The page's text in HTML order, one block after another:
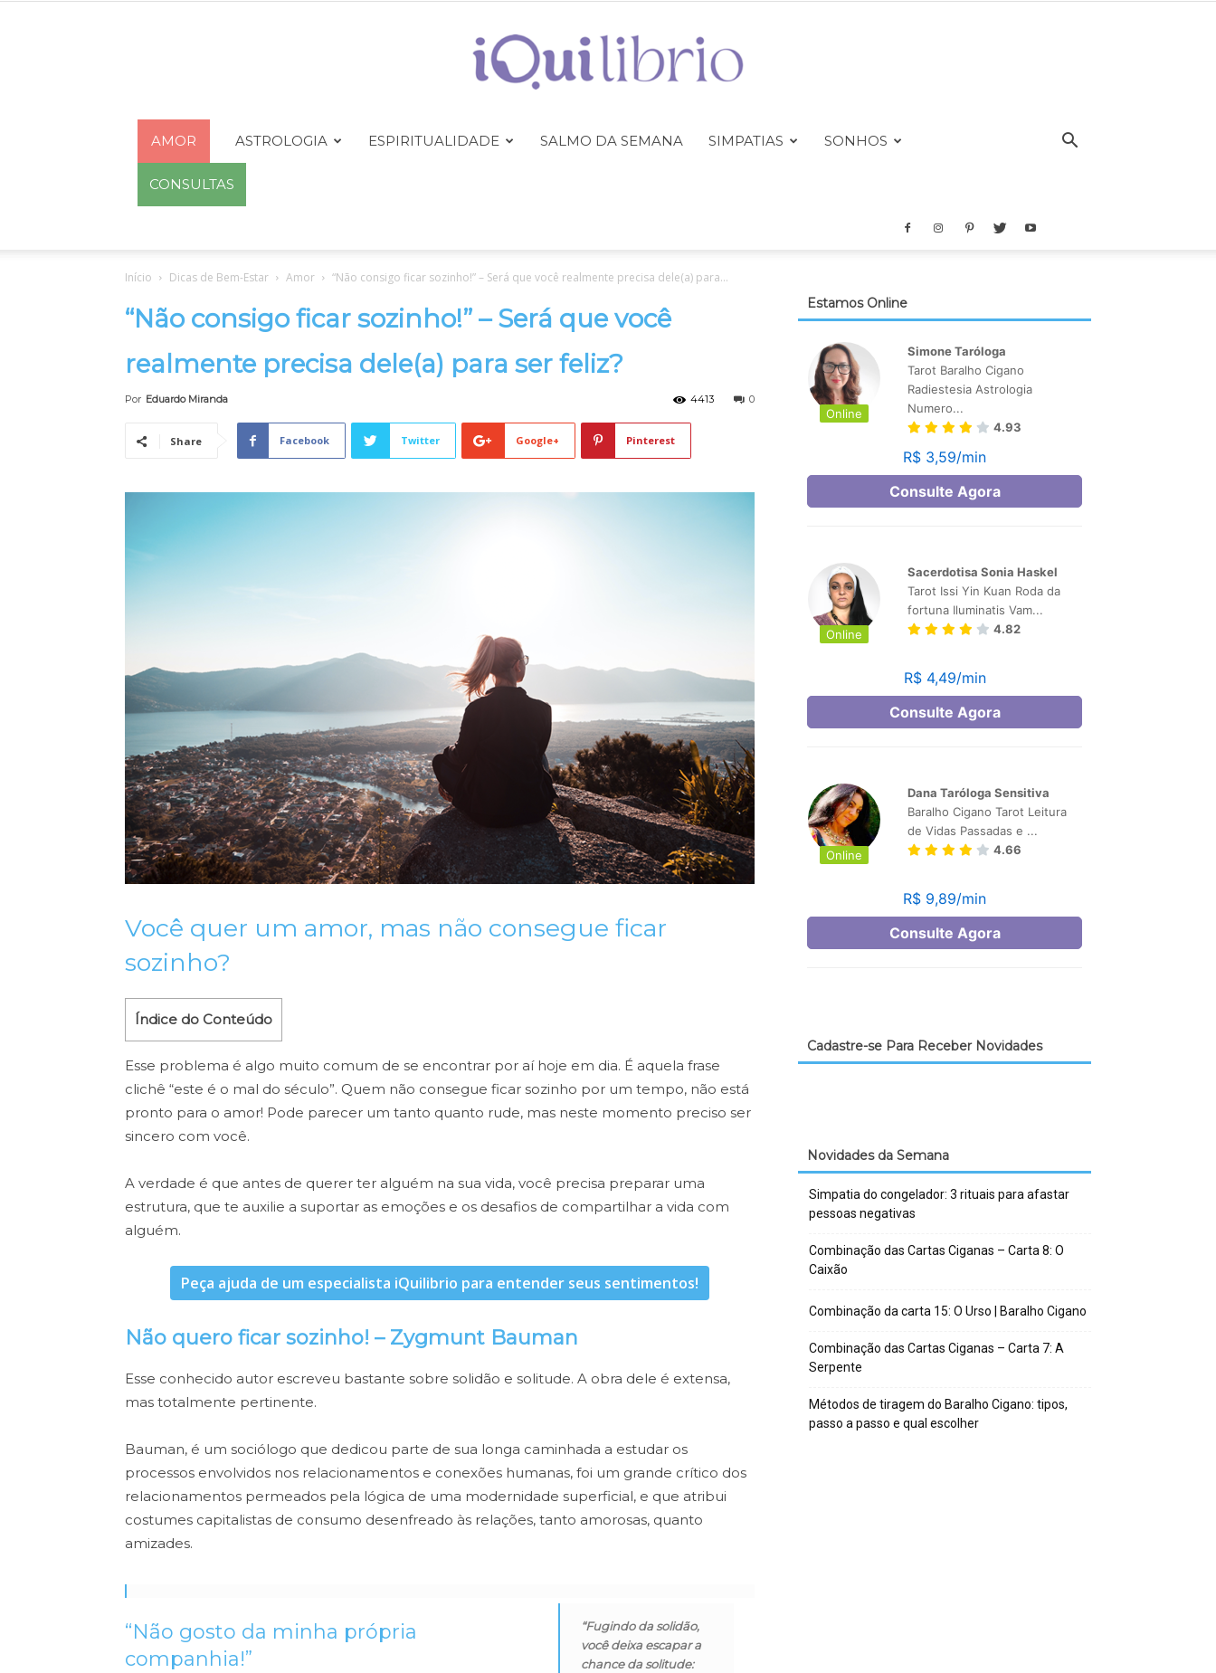
iQuilibrio
AMOR ASTROLOGIA ESPIRITUALIDADE SALMO DA SEMANA SIMPATIAS SONHOS
CONSULTAS
Início Dicas de Bem-Estar Amor “Não consigo ficar sozinho!” – Será que você realmente precisa dele(a) para...
“Não consigo ficar sozinho!” – Será que você
realmente precisa dele(a) para ser feliz?
Por Eduardo Miranda 0
4413
Share Facebook Twitter Google+ Pinterest
Você quer um amor, mas não consegue ficar
sozinho?
Índice do Conteúdo
Esse problema é algo muito comum de se encontrar por aí hoje em dia. É aquela frase
clichê “este é o mal do século”. Quem não consegue ficar sozinho por um tempo, não está
pronto para o amor! Pode parecer um tanto quanto rude, mas neste momento preciso ser
sincero com você.
A verdade é que antes de querer ter alguém na sua vida, você precisa preparar uma
estrutura, que te auxilie a suportar as emoções e os desafios de compartilhar a vida com
alguém.
Peça ajuda de um especialista iQuilibrio para entender seus sentimentos!
Não quero ficar sozinho! – Zygmunt Bauman
Esse conhecido autor escreveu bastante sobre solidão e solitude. A obra dele é extensa,
mas totalmente pertinente.
Bauman, é um sociólogo que dedicou parte de sua longa caminhada a estudar os
processos envolvidos nos relacionamentos e conexões humanas, foi um grande crítico dos
relacionamentos permeados pela lógica de uma modernidade superficial, e que atribui
costumes capitalistas de consumo desenfreado às relações, tanto amorosas, quanto
amizades.
“Fugindo da solidão,
você deixa escapar a
chance da solitude:
“Não gosto da minha própria
companhia!”
Estamos Online
Cadastre-se Para Receber Novidades
Novidades da Semana
Simpatia do congelador: 3 rituais para afastar
pessoas negativas
Combinação das Cartas Ciganas – Carta 8: O
Caixão
Combinação da carta 15: O Urso | Baralho Cigano
Combinação das Cartas Ciganas – Carta 7: A
Serpente
Métodos de tiragem do Baralho Cigano: tipos,
passo a passo e qual escolher